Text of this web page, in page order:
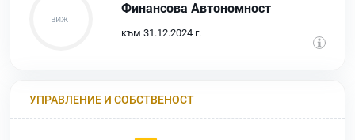
Финансова Автономност
към 31.12.2024 г.
УПРАВЛЕНИЕ И СОБСТВЕНОСТ